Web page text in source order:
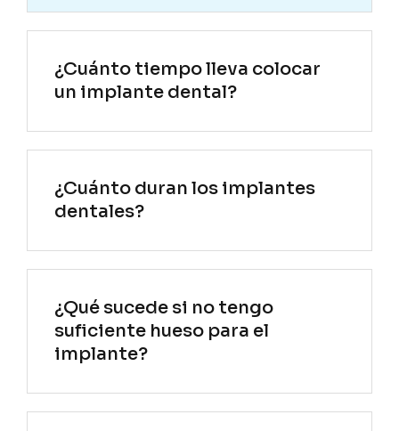
¿Cuánto tiempo lleva colocar
un implante dental?
¿Cuánto duran los implantes
dentales?
¿Qué sucede si no tengo
suficiente hueso para el
implante?